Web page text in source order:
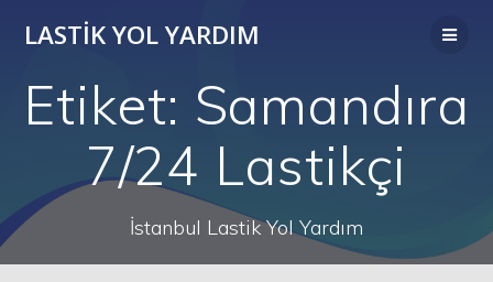
to
LASTIK YOL YARDIM
Etiket: Samandıra
7/24 Lastikçi
İstanbul Lastik Yol Yardım